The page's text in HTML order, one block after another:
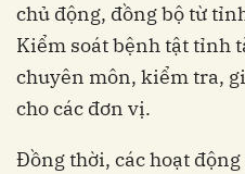
chủ động, đồng bộ từ
Kiểm soát bệnh tật tỉnh
chuyên môn, kiểm tra,
cho các đơn vị.
Đồng thời, các hoạt